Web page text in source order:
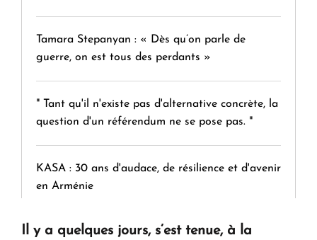
Tamara Stepanyan : « Dès qu’on parle de
guerre, on est tous des perdants »
" Tant qu'il n'existe pas d'alternative concrète, la
question d'un référendum ne se pose pas. "
KASA : 30 ans d'audace, de résilience et d'avenir
en Arménie
Le premier hôtel Hyatt Regency d'Arménie
Il y a quelques jours, s’est tenue, à la